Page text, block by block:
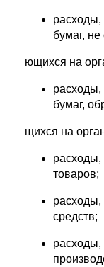
бумаг,
ющихся на
бумаг,
щихся на
расходы,
товаров;
расходы,
средств;